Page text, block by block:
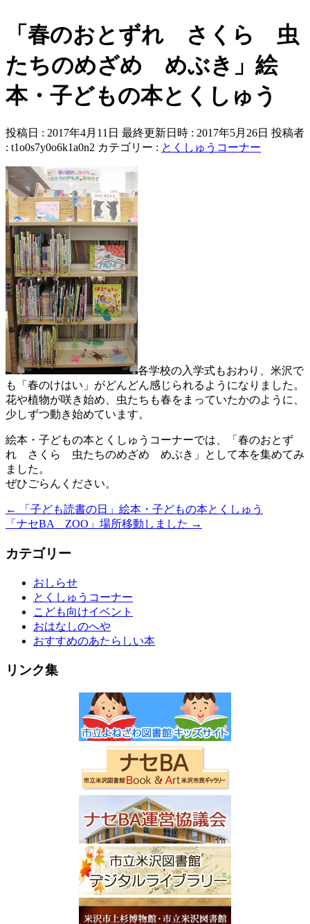
「春のおとずれ さくら 虫
たちのめざめ めぶき」絵
本・子どもの本とくしゅう
投稿日 : 2017年4月11日 最終更新日時 : 2017年5月26日 投稿者
: t1o0s7y0o6k1a0n2 カテゴリー : とくしゅうコーナー
各学校の入学式もおわり、米沢で
も「春のけはい」がどんどん感じられるようになりました。
花や植物が咲き始め、虫たちも春をまっていたかのように、
少しずつ動き始めています。
絵本・子どもの本とくしゅうコーナーでは、「春のおとず
れ さくら 虫たちのめざめ めぶき」として本を集めてみ
ました。
ぜひごらんください。
←
「子ども読書の日」絵本・子どもの本とくしゅう
「ナセBA ZOO」場所移動しました →
カテゴリー
おしらせ
とくしゅうコーナー
こども向けイベント
おはなしのへや
おすすめのあたらしい本
リンク集